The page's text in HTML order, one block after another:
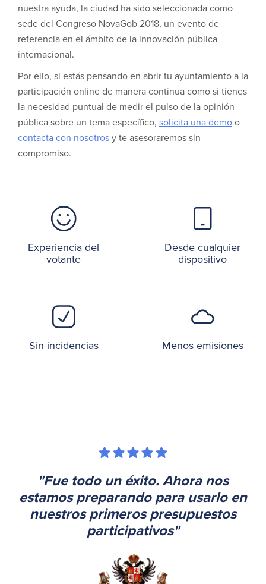
nuestra ayuda, la ciudad ha sido seleccionada como
sede del Congreso NovaGob 2018, un evento de
referencia en el ámbito de la innovación pública
internacional.
Por ello, si estás pensando en abrir tu ayuntamiento a la
participación online de manera continua como si tienes
la necesidad puntual de medir el pulso de la opinión
pública sobre un tema específico, solicita una demoo
contacta con nosotrosy te asesoraremos sin
compromiso.
Experiencia del
votante
Desde cualquier
dispositivo
Sin incidencias Menos emisiones
"Fue todo un éxito. Ahora nos
estamos preparando para usarlo en
nuestros primeros presupuestos
participativos"